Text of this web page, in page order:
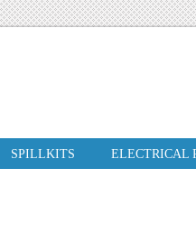
SPILLKITS ELECTRICAL